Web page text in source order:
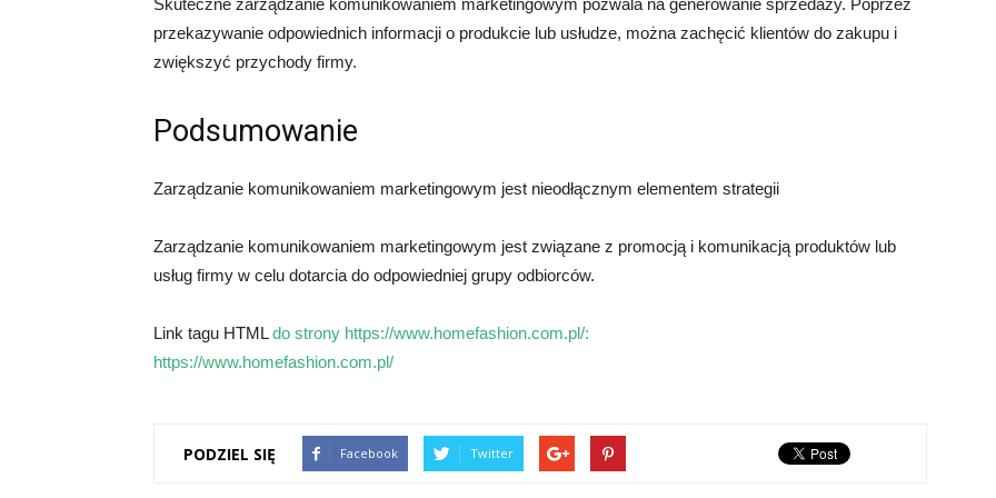
Skuteczne zarządzanie komunikowaniem marketingowym pozwala na generowanie sprzedaży. Poprzez
przekazywanie odpowiednich informacji o produkcie lub usłudze, można zachęcić klientów do zakupu i
zwiększyć przychody firmy.
Podsumowanie
Zarządzanie komunikowaniem marketingowym jest nieodłącznym elementem strategii
Zarządzanie komunikowaniem marketingowym jest związane z promocją i komunikacją produktów lub
usług firmy w celu dotarcia do odpowiedniej grupy odbiorców.
Link tagu HTMLdo strony https://www.homefashion.com.pl/:
https://www.homefashion.com.pl/
PODZIEL SIĘ Facebook Twitter